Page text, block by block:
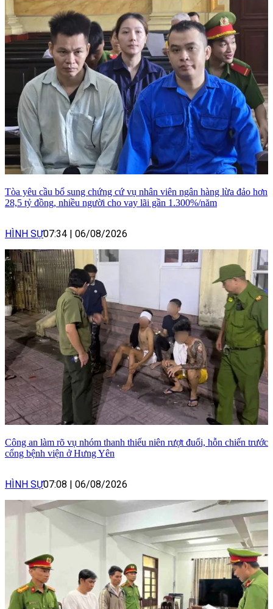
Tòa yêu cầu bổ sung chứng cứ vụ nhân viên ngân hàng lừa đảo hơn
28,5 tỷ đồng, nhiều người cho vay lãi gần 1.300%/năm
HÌNH SỰ07:34 | 06/08/2026
Công an làm rõ vụ nhóm thanh thiếu niên rượt đuổi, hỗn chiến trước
cổng bệnh viện ở Hưng Yên
HÌNH SỰ07:08 | 06/08/2026